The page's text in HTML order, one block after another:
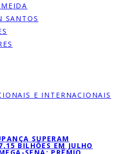
SANTOS
E INTERNACIONAIS
SUPERAM
BILHÕES EM JULHO